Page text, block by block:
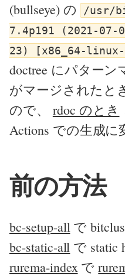
(bullseye) の /usr/
7.4p191 (2021-07-
23) [x86_64-linux-
doctree にパター
がマージされたと
ので、 rdoc のとき
Actions での生成に
前の方法
bc-setup-allで
bc-static-all で static
rurema-indexで